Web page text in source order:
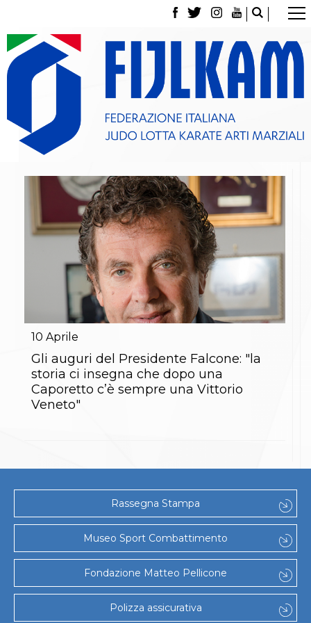
La Federazione
Tesseramento
Contatti
Norme e modulistica Affiliazioni e Tesseramenti
Classifica Società Sportive con più di 100 atleti
tesserati
Gare e Risultati
Archivio eventi
Dove siamo
Media
Partners
Trasparenza
Judo
La disciplina
News
Attività Didattica
Gare e Risultati
Albi Federali
Lotta
La disciplina
News
Gare e Risultati
News
Attività Didattica
Albi Federali
Arti marziali
Aikido
Ju Jitsu
Sumo
Capoeira
Grappling
BJJ
Pancrazio/Pankration
10 Aprile
Gli auguri del Presidente Falcone: "la
storia ci insegna che dopo una
Caporetto c’è sempre una Vittorio
Veneto"
Rassegna Stampa
Museo Sport Combattimento
Fondazione Matteo Pellicone
Polizza assicurativa